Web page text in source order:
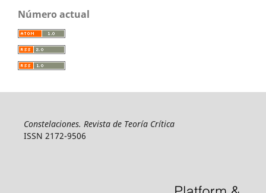
Número actual
Constelaciones. Revista de Teoría Crítica
ISSN 2172-9506